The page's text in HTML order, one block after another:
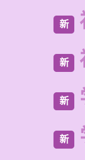
新
新
新
新